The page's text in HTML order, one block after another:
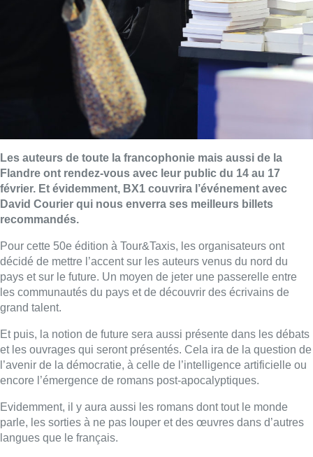
Les auteurs de toute la francophonie mais aussi de la
Flandre ont rendez-vous avec leur public du 14 au 17
février. Et évidemment, BX1 couvrira l’événement avec
David Courier qui nous enverra ses meilleurs billets
recommandés.
Pour cette 50e édition à Tour&Taxis, les organisateurs ont
décidé de mettre l’accent sur les auteurs venus du nord du
pays et sur le future. Un moyen de jeter une passerelle entre
les communautés du pays et de découvrir des écrivains de
grand talent.
Et puis, la notion de future sera aussi présente dans les débats
et les ouvrages qui seront présentés. Cela ira de la question de
l’avenir de la démocratie, à celle de l’intelligence artificielle ou
encore l’émergence de romans post-apocalyptiques.
Evidemment, il y aura aussi les romans dont tout le monde
parle, les sorties à ne pas louper et des œuvres dans d’autres
langues que le français.